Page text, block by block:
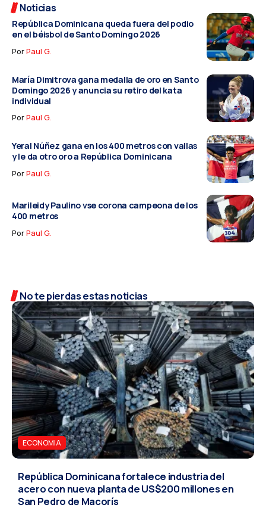
Noticias
República Dominicana queda fuera del podio
en el béisbol de Santo Domingo 2026
PorPaul G.
María Dimitrova gana medalla de oro en Santo
Domingo 2026 y anuncia su retiro del kata
individual
PorPaul G.
Yeral Núñez gana en los 400 metros con vallas
y le da otro oro a República Dominicana
PorPaul G.
Marileidy Paulino vse corona campeona de los
400 metros
PorPaul G.
No te pierdas estas noticias
ECONOMIA
República Dominicana fortalece industria del
acero con nueva planta de US$200 millones en
San Pedro de Macorís